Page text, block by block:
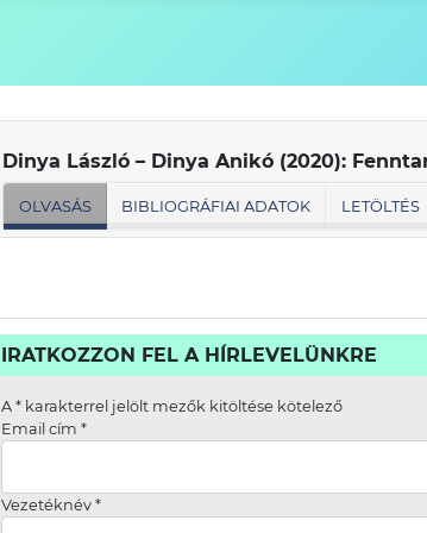
Dinya László – Dinya Anikó (2020):
OLVASÁS BIBLIOGRÁFIAI ADATOK LETÖLTÉS
IRATKOZZON FEL A HÍRLEVELÜNKRE
A *karakterrel jelölt mezők kitöltése kötelező
Email cím *
Vezetéknév *